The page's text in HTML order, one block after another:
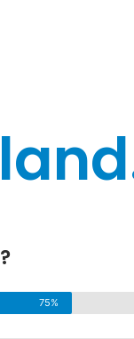
75%